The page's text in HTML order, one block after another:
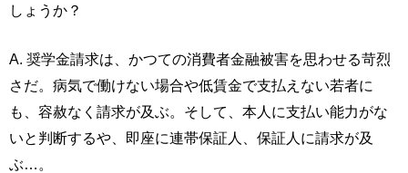
しょうか？
A. 奨学金請求は、かつての消費者金融被害を思わせる苛烈
さだ。病気で働けない場合や低賃金で支払えない若者に
も、容赦なく請求が及ぶ。そして、本人に支払い能力がな
いと判断するや、即座に連帯保証人、保証人に請求が及
ぶ…。